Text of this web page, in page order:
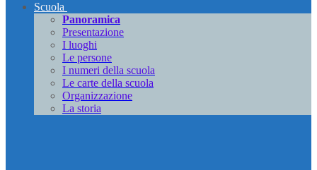
Scuola
Panoramica
Presentazione
I luoghi
Le persone
I numeri della scuola
Le carte della scuola
Organizzazione
La storia